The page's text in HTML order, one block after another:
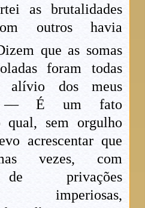
as brutalidades
outros havia
que as somas
foram todas
alívio dos meus
— É um fato
qual, sem orgulho
acrescentar que
vezes, com
privações
imperiosas,